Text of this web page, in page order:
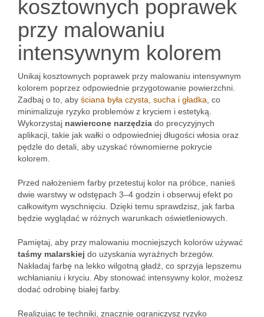
kosztownych poprawek
przy malowaniu
intensywnym kolorem
Unikaj kosztownych poprawek przy malowaniu intensywnym
kolorem poprzez odpowiednie przygotowanie powierzchni.
Zadbaj o to, aby ściana była czysta, sucha i gładka , co
minimalizuje ryzyko problemów z kryciem i estetyką.
Wykorzystaj nawiercone narzędzia do precyzyjnych
aplikacji, takie jak wałki o odpowiedniej długości włosia oraz
pędzle do detali, aby uzyskać równomierne pokrycie
kolorem.
Przed nałożeniem farby przetestuj kolor na próbce, nanieś
dwie warstwy w odstępach 3–4 godzin i obserwuj efekt po
całkowitym wyschnięciu. Dzięki temu sprawdzisz, jak farba
będzie wyglądać w różnych warunkach oświetleniowych.
Pamiętaj, aby przy malowaniu mocniejszych kolorów używać
taśmy malarskiej do uzyskania wyraźnych brzegów.
Nakładaj farbę na lekko wilgotną gładź, co sprzyja lepszemu
wchłanianiu i kryciu. Aby stonować intensywny kolor, możesz
dodać odrobinę białej farby.
Realizując te techniki, znacznie ograniczysz ryzyko